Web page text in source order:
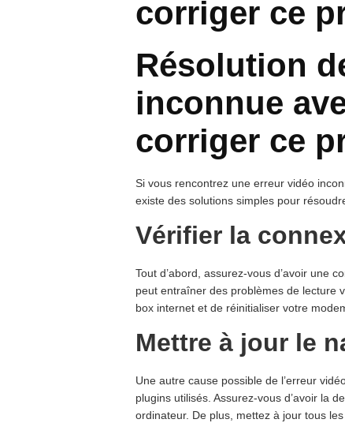
corriger ce
Résolution
inconnue
corriger ce
Si vous rencontrez une erreur vidéo
existe des solutions simples pour
Vérifier la
Tout d’abord, assurez-vous d’avoir une
peut entraîner des problèmes de lecture
box internet et de réinitialiser votre
Mettre à jour le
Une autre cause possible de l’erreur
plugins utilisés. Assurez-vous d’avoir la
ordinateur. De plus, mettez à jour tous